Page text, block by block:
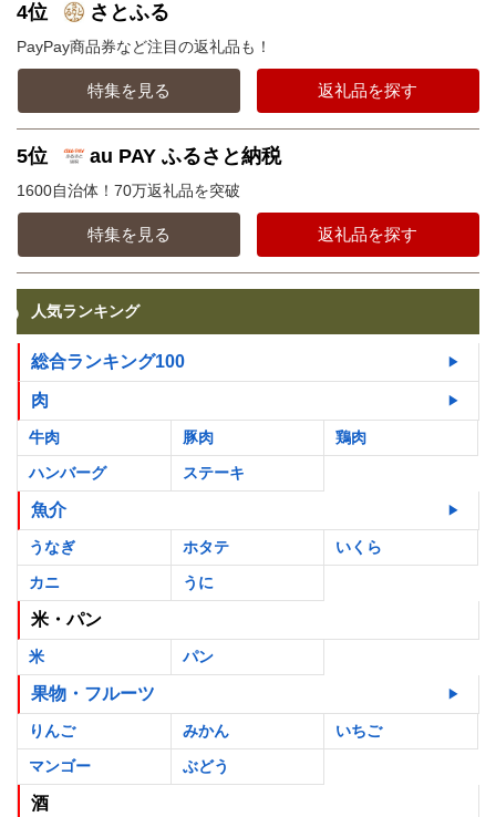
4位 さとふる
PayPay商品券など注目の返礼品も！
特集を見る 返礼品を探す
5位 au PAY ふるさと納税
1600自治体！70万返礼品を突破
特集を見る 返礼品を探す
人気ランキング
総合ランキング100
肉
牛肉 豚肉
鶏肉
ハンバーグ
ステーキ
魚介
うなぎ ホタテ
いくら
カニ
うに
米・パン
米 パン
果物・フルーツ
りんご みかん
いちご
マンゴー
ぶどう
酒